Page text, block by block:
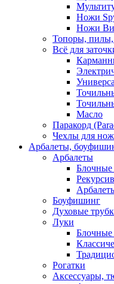
Ножи
Ножи
Топоры, пилы,
Всё для
Масло
Паракорд
Чехлы для
Арбалеты,
Арбалеты
Блочные
Боуфишинг
Духовые
Луки
Блочные
Рогатки
Аксессуары,